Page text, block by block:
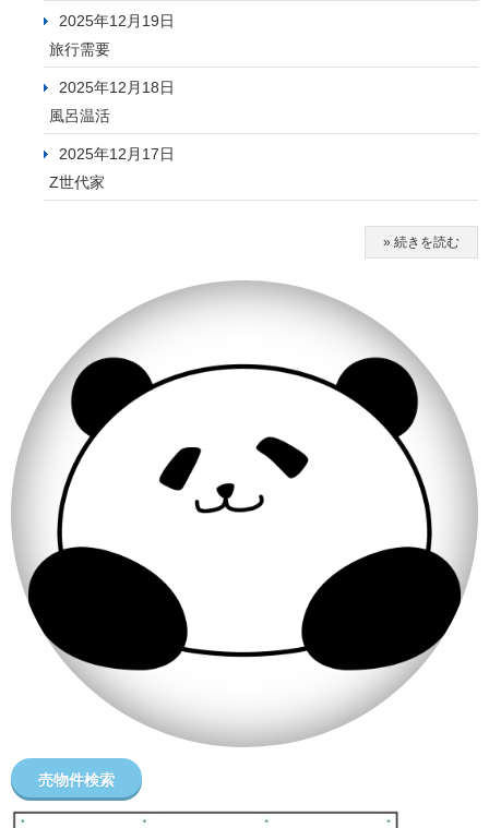
2025年12月19日
旅行需要
2025年12月18日
風呂温活
2025年12月17日
Z世代家
» 続きを読む
売物件検索